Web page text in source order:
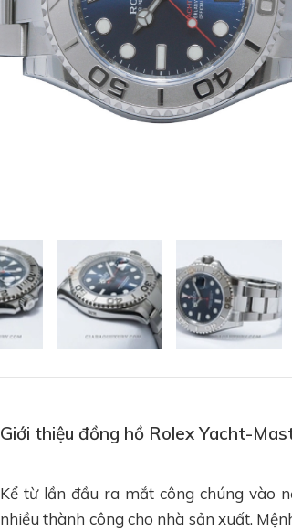
Giới thiệu đồng hồ Rolex Yacht-
Kể từ lần đầu ra mắt công chúng vào
nhiều thành công cho nhà sản xuất.